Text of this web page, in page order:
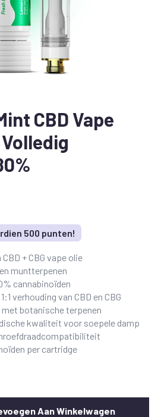
CBD Vape
500 punten!
+ CBG vape olie
muntterpenen
cannabinoïden
verhouding van CBD en CBG
botanische terpenen
kwaliteit voor soepele damp
per cartridge
Aan Winkelwagen